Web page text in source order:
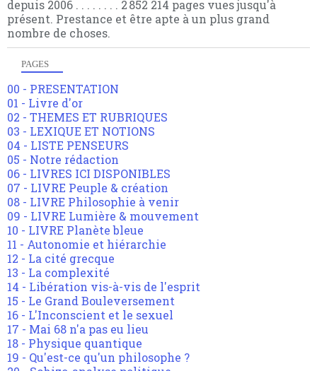
depuis 2006 . . . . . . . . 2 852 214 pages vues jusqu'à
présent. Prestance et être apte à un plus grand
nombre de choses.
PAGES
00 - PRESENTATION
01 - Livre d'or
02 - THEMES ET RUBRIQUES
03 - LEXIQUE ET NOTIONS
04 - LISTE PENSEURS
05 - Notre rédaction
06 - LIVRES ICI DISPONIBLES
07 - LIVRE Peuple & création
08 - LIVRE Philosophie à venir
09 - LIVRE Lumière & mouvement
10 - LIVRE Planète bleue
11 - Autonomie et hiérarchie
12 - La cité grecque
13 - La complexité
14 - Libération vis-à-vis de l'esprit
15 - Le Grand Bouleversement
16 - L'Inconscient et le sexuel
17 - Mai 68 n'a pas eu lieu
18 - Physique quantique
19 - Qu'est-ce qu'un philosophe ?